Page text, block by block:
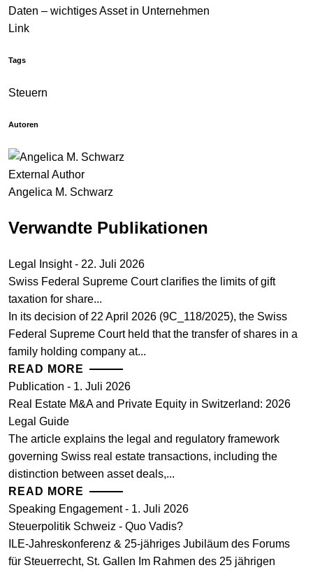
Daten – wichtiges Asset in Unternehmen
Link
Tags
Steuern
Autoren
External Author
Angelica M. Schwarz
Verwandte Publikationen
Legal Insight - 22. Juli 2026
Swiss Federal Supreme Court clarifies the limits of gift
taxation for share...
In its decision of 22 April 2026 (9C_118/2025), the Swiss
Federal Supreme Court held that the transfer of shares in a
family holding company at...
READ MORE
Publication - 1. Juli 2026
Real Estate M&A and Private Equity in Switzerland: 2026
Legal Guide
The article explains the legal and regulatory framework
governing Swiss real estate transactions, including the
distinction between asset deals,...
READ MORE
Speaking Engagement - 1. Juli 2026
Steuerpolitik Schweiz - Quo Vadis?
ILE-Jahreskonferenz & 25-jähriges Jubiläum des Forums
für Steuerrecht, St. Gallen Im Rahmen des 25 jährigen